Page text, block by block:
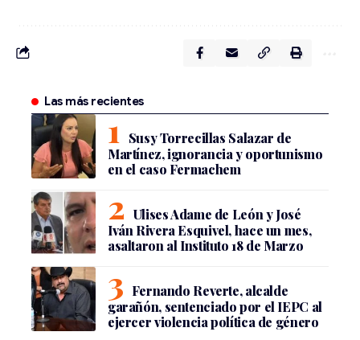
Las más recientes
Susy Torrecillas Salazar de
Martínez, ignorancia y oportunismo
en el caso Fermachem
Ulises Adame de León y José
Iván Rivera Esquivel, hace un mes,
asaltaron al Instituto 18 de Marzo
Fernando Reverte, alcalde
garañón, sentenciado por el IEPC al
ejercer violencia política de género